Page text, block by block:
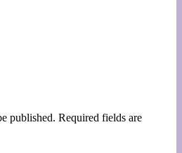
published. Required fields are